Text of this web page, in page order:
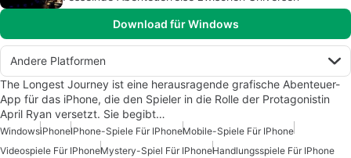
Download für Windows
Andere Platformen
The Longest Journey ist eine herausragende grafische Abenteuer-
App für das iPhone, die den Spieler in die Rolle der Protagonistin
April Ryan versetzt. Sie begibt…
WindowsiPhoneIPhone-Spiele Für IPhoneMobile-Spiele Für IPhone
Videospiele Für IPhoneMystery-Spiel Für IPhoneHandlungsspiele Für IPhone